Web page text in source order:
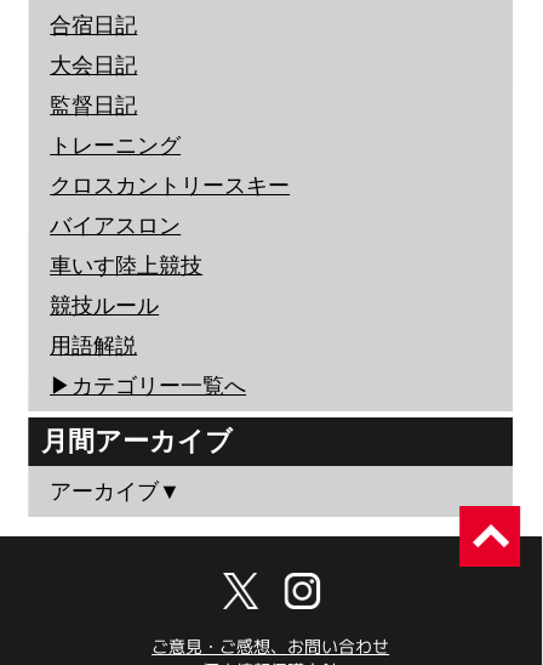
合宿日記
大会日記
監督日記
トレーニング
クロスカントリースキー
バイアスロン
車いす陸上競技
競技ルール
用語解説
▶︎カテゴリー一覧へ
月間アーカイブ
アーカイブ▼
ご意見・ご感想、お問い合わせ